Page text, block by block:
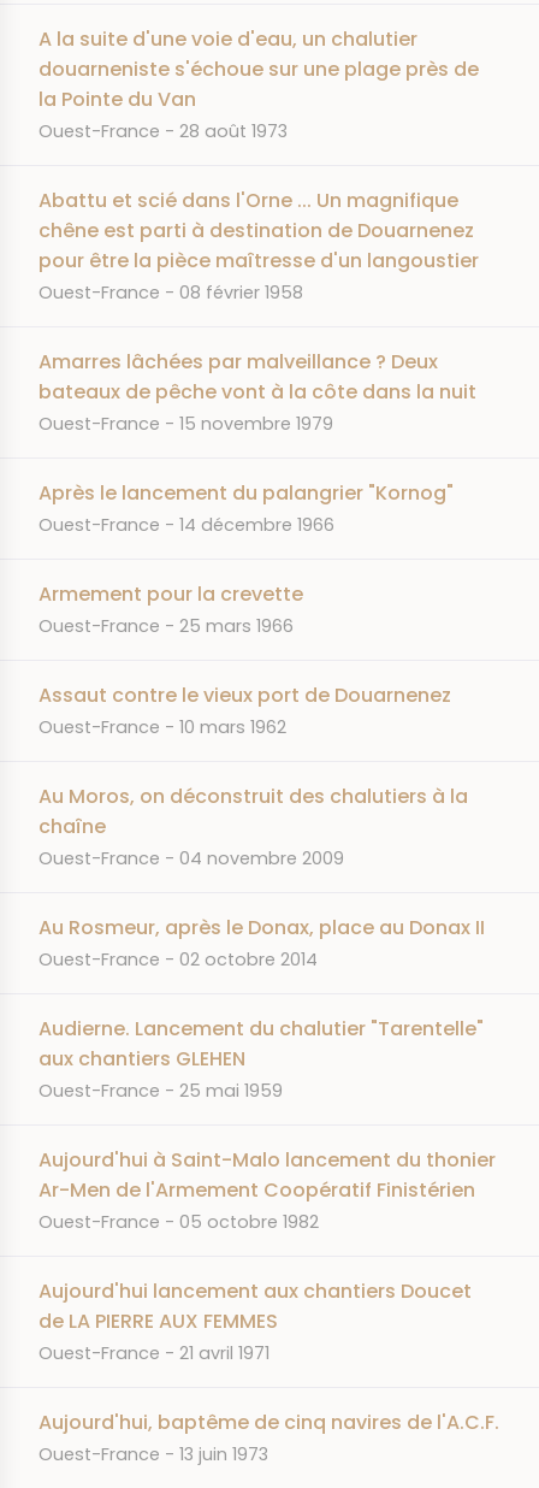
A la suite d'une voie d'eau, un chalutier
douarneniste s'échoue sur une plage près de
la Pointe du Van
JOURNAL
Ouest-France DATE
28 août 1973
Abattu et scié dans l'Orne ... Un magnifique
chêne est parti à destination de Douarnenez
pour être la pièce maîtresse d'un langoustier
JOURNAL
Ouest-France DATE
08 février 1958
Amarres lâchées par malveillance ? Deux
bateaux de pêche vont à la côte dans la nuit
JOURNAL
Ouest-France DATE
15 novembre 1979
Après le lancement du palangrier "Kornog"
JOURNAL
Ouest-France DATE
14 décembre 1966
Armement pour la crevette
JOURNAL
Ouest-France DATE
25 mars 1966
Assaut contre le vieux port de Douarnenez
JOURNAL
Ouest-France DATE
10 mars 1962
Au Moros, on déconstruit des chalutiers à la
chaîne
JOURNAL
Ouest-France DATE
04 novembre 2009
Au Rosmeur, après le Donax, place au Donax II
JOURNAL
Ouest-France DATE
02 octobre 2014
Audierne. Lancement du chalutier "Tarentelle"
aux chantiers GLEHEN
JOURNAL
Ouest-France DATE
25 mai 1959
Aujourd'hui à Saint-Malo lancement du thonier
Ar-Men de l'Armement Coopératif Finistérien
JOURNAL
Ouest-France DATE
05 octobre 1982
Aujourd'hui lancement aux chantiers Doucet
de LA PIERRE AUX FEMMES
JOURNAL
Ouest-France DATE
21 avril 1971
Aujourd'hui, baptême de cinq navires de l'A.C.F.
JOURNAL
Ouest-France DATE
13 juin 1973